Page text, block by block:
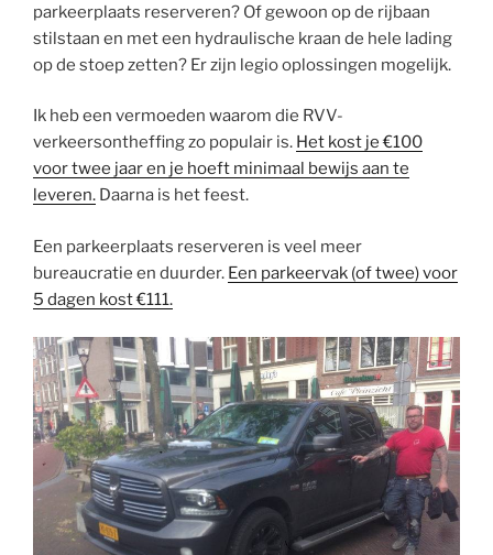
parkeerplaats reserveren? Of gewoon op de rijbaan
stilstaan en met een hydraulische kraan de hele lading
op de stoep zetten? Er zijn legio oplossingen mogelijk.
Ik heb een vermoeden waarom die RVV-
verkeersontheffing zo populair is. Het kost je €100
voor twee jaar en je hoeft minimaal bewijs aan te
leveren. Daarna is het feest.
Een parkeerplaats reserveren is veel meer
bureaucratie en duurder. Een parkeervak (of twee) voor
5 dagen kost €111.